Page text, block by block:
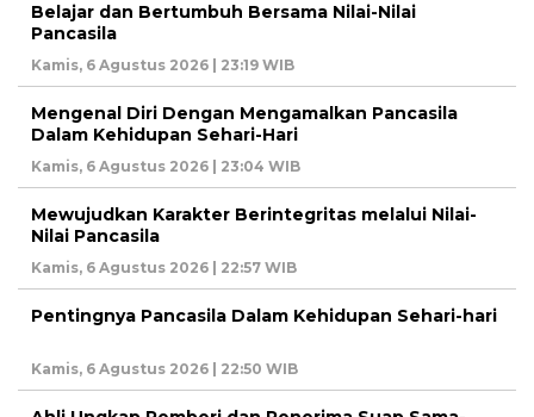
Belajar dan Bertumbuh Bersama Nilai-Nilai
Pancasila
Kamis, 6 Agustus 2026 | 23:19 WIB
Mengenal Diri Dengan Mengamalkan Pancasila
Dalam Kehidupan Sehari-Hari
Kamis, 6 Agustus 2026 | 23:04 WIB
Mewujudkan Karakter Berintegritas melalui Nilai-
Nilai Pancasila
Kamis, 6 Agustus 2026 | 22:57 WIB
Pentingnya Pancasila Dalam Kehidupan Sehari-hari
Kamis, 6 Agustus 2026 | 22:50 WIB